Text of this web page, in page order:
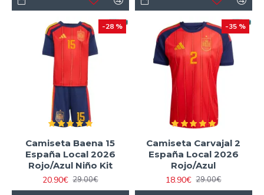
-28 %
Camiseta Baena 15
España Local 2026
Rojo/Azul Niño Kit
20.90€ 29.00€
-35 %
Camiseta Carvajal 2
España Local 2026
Rojo/Azul
18.90€ 29.00€